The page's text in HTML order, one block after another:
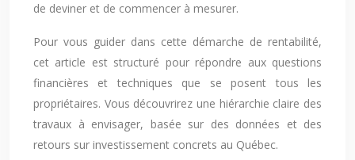
de deviner et de commencer à mesurer.
Pour vous guider dans cette démarche de rentabilité,
cet article est structuré pour répondre aux questions
financières et techniques que se posent tous les
propriétaires. Vous découvrirez une hiérarchie claire des
travaux à envisager, basée sur des données et des
retours sur investissement concrets au Québec.